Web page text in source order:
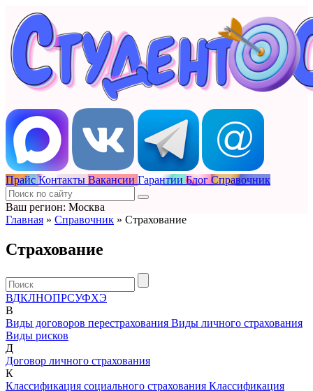
Прайс Контакты Вакансии Гарантии Блог Справочник
Ваш регион: Москва
Главная » Справочник » Страхование
Страхование
ВДКЛНОПРСУФХЭ
В
Виды договоров перестрахования Виды личного страхования
Виды рисков
Д
Договор личного страхования
К
Классификация социального страхования Классификация